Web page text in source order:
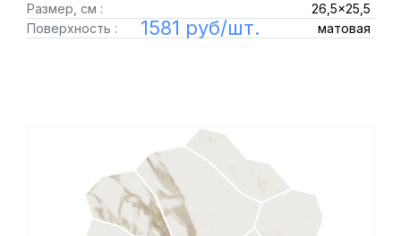
Размер, см :
26,5x25,5
Поверхность :
матовая
1581 руб/шт.